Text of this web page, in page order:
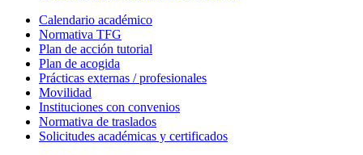
Calendario académico
Normativa TFG
Plan de acción tutorial
Plan de acogida
Prácticas externas / profesionales
Movilidad
Instituciones con convenios
Normativa de traslados
Solicitudes académicas y certificados